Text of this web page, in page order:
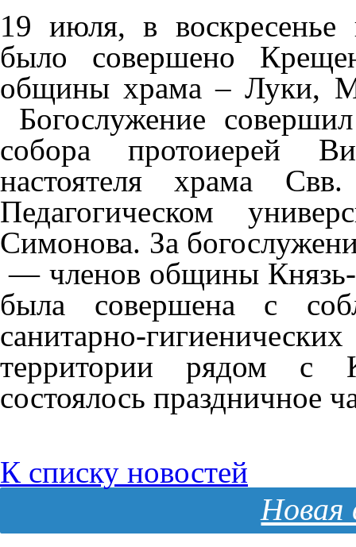
19 июля, в воскресенье
было совершено
общины храма – Луки,
Богослужение
собора протоиерей
настоятеля храма
Педагогическом
Симонова. За
— членов общины Князь-
была совершена с
санитарно-
территории рядом с
состоялось праздничное
К списку новостей
Новая